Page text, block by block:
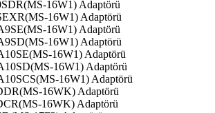
16W1) Adaptörü
16W1) Adaptörü
16W1) Adaptörü
16W1) Adaptörü
16W1) Adaptörü
16W1) Adaptörü
16W1) Adaptörü
16WK) Adaptörü
16WK) Adaptörü